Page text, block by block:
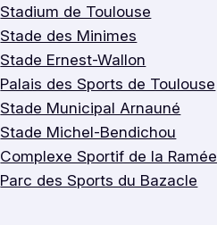
Stadium de Toulouse
Stade des Minimes
Stade Ernest-Wallon
Palais des Sports de Toulouse
Stade Municipal Arnauné
Stade Michel-Bendichou
Complexe Sportif de la Ramée
Parc des Sports du Bazacle